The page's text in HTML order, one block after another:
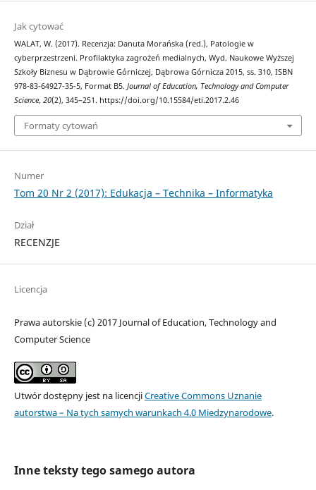
Jak cytować
WALAT, W. (2017). Recenzja: Danuta Morańska (red.), Patologie w
cyberprzestrzeni. Profilaktyka zagrożeń medialnych, Wyd. Naukowe Wyższej
Szkoły Biznesu w Dąbrowie Górniczej, Dąbrowa Górnicza 2015, ss. 310, ISBN
978-83-64927-35-5, Format B5. Journal of Education, Technology and Computer
Science, 20(2), 345–251. https://doi.org/10.15584/eti.2017.2.46
Formaty cytowań
Numer
Tom 20 Nr 2 (2017): Edukacja – Technika – Informatyka
Dział
RECENZJE
Licencja
Prawa autorskie (c) 2017 Journal of Education, Technology and
Computer Science
Utwór dostępny jest na licencjiCreative Commons Uznanie
autorstwa – Na tych samych warunkach 4.0 Miedzynarodowe.
Inne teksty tego samego autora